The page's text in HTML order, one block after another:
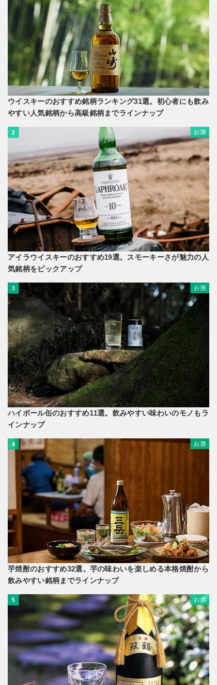
ウイスキーのおすすめ銘柄ランキング31選。初心者にも飲み
やすい人気銘柄から高級銘柄までラインナップ
2 お酒
アイラウイスキーのおすすめ19選。スモーキーさが魅力の人
気銘柄をピックアップ
3 お酒
ハイボール缶のおすすめ11選。飲みやすい味わいのモノもラ
インナップ
4 お酒
芋焼酎のおすすめ32選。芋の味わいを楽しめる本格焼酎から
飲みやすい銘柄までラインナップ
5 お酒